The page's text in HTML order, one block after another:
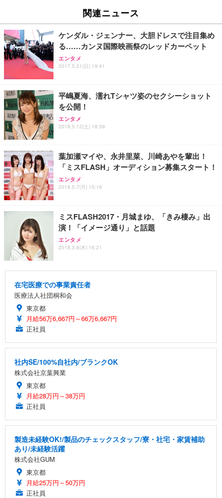
関連ニュース
ケンダル・ジェンナー、大胆ドレスで注目集め
る……カンヌ国際映画祭のレッドカーペット
エンタメ
2017.5.21(日) 19:41
平嶋夏海、濡れTシャツ姿のセクシーショット
を公開！
エンタメ
2018.5.12(土) 18:59
葉加瀬マイや、永井里菜、川崎あやを輩出！
「ミスFLASH」オーディション募集スタート！
エンタメ
2018.5.7(月) 15:16
ミスFLASH2017・月城まゆ、「きみ棲み」出
演！「イメージ通り」と話題
エンタメ
2018.3.8(木) 16:21
在宅医療での事業責任者
医療法人社団桐和会
東京都
月給56万6,667円～66万6,667円
正社員
社内SE/100%自社内/ブランクOK
株式会社京葉興業
東京都
月給28万円～38万円
正社員
製造未経験OK!/製品のチェックスタッフ/寮・社宅・家賃補助
あり/未経験活躍
株式会社GUM
東京都
月給25万円～50万円
正社員